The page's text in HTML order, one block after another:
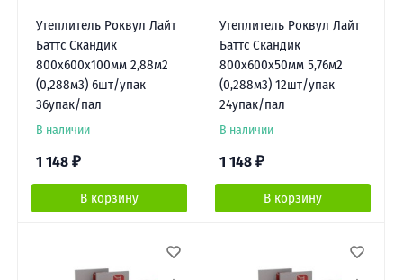
Утеплитель Роквул Лайт
Баттс Скандик
800х600х100мм 2,88м2
(0,288м3) 6шт/упак
36упак/пал
В наличии
1 148 ₽
В корзину
Утеплитель Роквул Лайт
Баттс Скандик
800х600х50мм 5,76м2
(0,288м3) 12шт/упак
24упак/пал
В наличии
1 148 ₽
В корзину